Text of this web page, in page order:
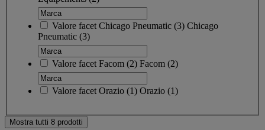
Valore facet Chicago Pneumatic (3) Chicago
Pneumatic (3)
Valore facet Facom (2) Facom (2)
Valore facet Orazio (1) Orazio (1)
Mostra tutti 8 prodotti